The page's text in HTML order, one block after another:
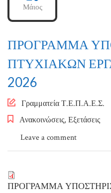
Μάιος
ΠΡΟΓΡΑΜΜΑ
ΠΤΥΧΙΑΚΩΝ
2026
Author
Γραμματεία Τ.Ε.Π.Α.Ε.Σ.
Ανακοινώσεις, Εξετάσεις
Leave a comment
ΠΡΟΓΡΑΜΜΑ